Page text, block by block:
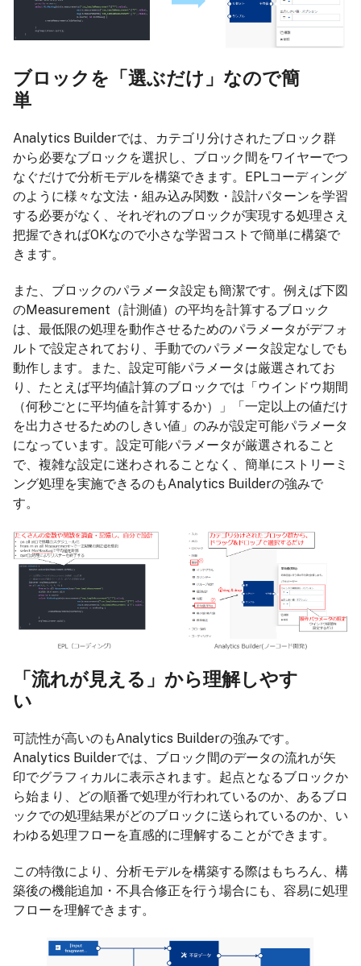
ブロックを「選ぶだけ」なので簡
単
Analytics Builderでは、カテゴリ分けされたブロック群
から必要なブロックを選択し、ブロック間をワイヤーでつ
なぐだけで分析モデルを構築できます。EPLコーディング
のように様々な文法・組み込み関数・設計パターンを学習
する必要がなく、それぞれのブロックが実現する処理さえ
把握できればOKなので小さな学習コストで簡単に構築で
きます。
また、ブロックのパラメータ設定も簡潔です。例えば下図
のMeasurement（計測値）の平均を計算するブロック
は、最低限の処理を動作させるためのパラメータがデフォ
ルトで設定されており、手動でのパラメータ設定なしでも
動作します。また、設定可能パラメータは厳選されてお
り、たとえば平均値計算のブロックでは「ウインドウ期間
（何秒ごとに平均値を計算するか）」「一定以上の値だけ
を出力させるためのしきい値」のみが設定可能パラメータ
になっています。設定可能パラメータが厳選されること
で、複雑な設定に迷わされることなく、簡単にストリーミ
ング処理を実施できるのもAnalytics Builderの強みで
す。
「流れが見える」から理解しやす
い
可読性が高いのもAnalytics Builderの強みです。
Analytics Builderでは、ブロック間のデータの流れが矢
印でグラフィカルに表示されます。起点となるブロックか
ら始まり、どの順番で処理が行われているのか、あるブロ
ックでの処理結果がどのブロックに送られているのか、い
わゆる処理フローを直感的に理解することができます。
この特徴により、分析モデルを構築する際はもちろん、構
築後の機能追加・不具合修正を行う場合にも、容易に処理
フローを理解できます。